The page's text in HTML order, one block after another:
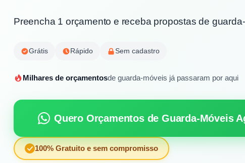
Preencha 1 orçamento e receba propostas de
Grátis Rápido Sem cadastro
Milhares de orçamentosde guarda-móveis já passaram por aqui
Quero Orçamentos de Guarda-Móveis
100% Gratuito e sem compromisso